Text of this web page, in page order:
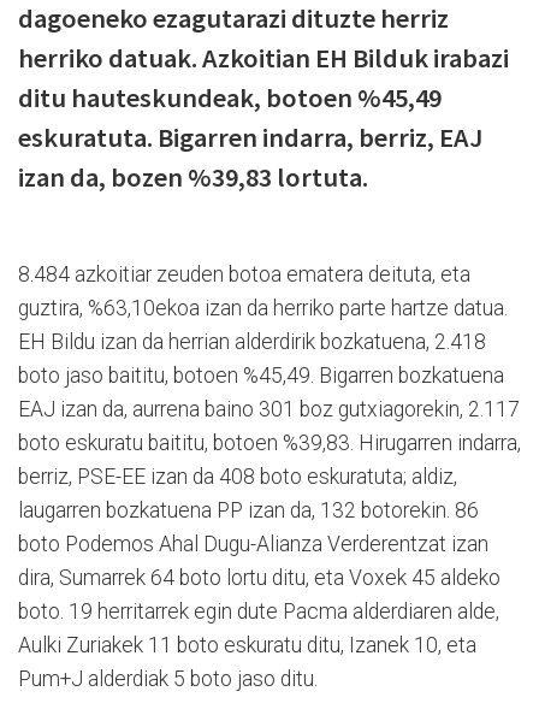
dagoeneko ezagutarazi dituzte herriz
herriko datuak. Azkoitian EH Bilduk irabazi
ditu hauteskundeak, botoen %45,49
eskuratuta. Bigarren indarra, berriz, EAJ
izan da, bozen %39,83 lortuta.
8.484 azkoitiar zeuden botoa ematera deituta, eta
guztira, %63,10ekoa izan da herriko parte hartze datua.
EH Bildu izan da herrian alderdirik bozkatuena, 2.418
boto jaso baititu, botoen %45,49. Bigarren bozkatuena
EAJ izan da, aurrena baino 301 boz gutxiagorekin, 2.117
boto eskuratu baititu, botoen %39,83. Hirugarren indarra,
berriz, PSE-EE izan da 408 boto eskuratuta; aldiz,
laugarren bozkatuena PP izan da, 132 botorekin. 86
boto Podemos Ahal Dugu-Alianza Verderentzat izan
dira, Sumarrek 64 boto lortu ditu, eta Voxek 45 aldeko
boto. 19 herritarrek egin dute Pacma alderdiaren alde,
Aulki Zuriakek 11 boto eskuratu ditu, Izanek 10, eta
Pum+J alderdiak 5 boto jaso ditu.